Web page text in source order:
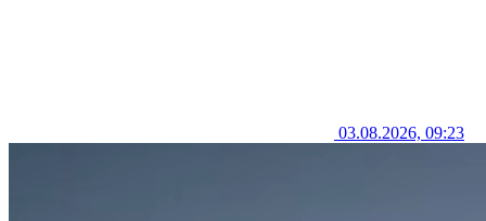
03.08.2026, 09:23